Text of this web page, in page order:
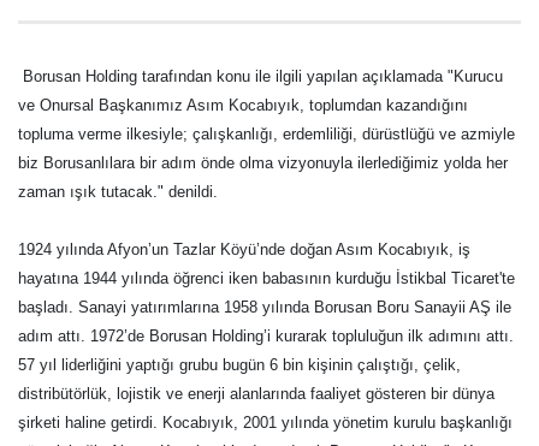
Borusan Holding tarafından konu ile ilgili yapılan açıklamada "Kurucu
ve Onursal Başkanımız Asım Kocabıyık, toplumdan kazandığını
topluma verme ilkesiyle; çalışkanlığı, erdemliliği, dürüstlüğü ve azmiyle
biz Borusanlılara bir adım önde olma vizyonuyla ilerlediğimiz yolda her
zaman ışık tutacak." denildi.
1924 yılında Afyon’un Tazlar Köyü’nde doğan Asım Kocabıyık, iş
hayatına 1944 yılında öğrenci iken babasının kurduğu İstikbal Ticaret'te
başladı. Sanayi yatırımlarına 1958 yılında Borusan Boru Sanayii AŞ ile
adım attı. 1972’de Borusan Holding’i kurarak topluluğun ilk adımını attı.
57 yıl liderliğini yaptığı grubu bugün 6 bin kişinin çalıştığı, çelik,
distribütörlük, lojistik ve enerji alanlarında faaliyet gösteren bir dünya
şirketi haline getirdi. Kocabıyık, 2001 yılında yönetim kurulu başkanlığı